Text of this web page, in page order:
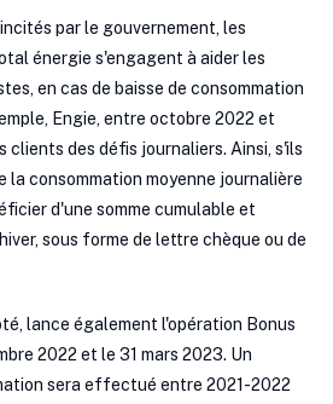
par le gouvernement, les
énergie s'engagent à aider les
en cas de baisse de consommation
Engie, entre octobre 2022 et
clients des défis journaliers. Ainsi, s'ils
la consommation moyenne journalière
d'une somme cumulable et
sous forme de lettre chèque ou de
lance également l'opération Bonus
2022 et le 31 mars 2023. Un
sera effectué entre 2021-2022